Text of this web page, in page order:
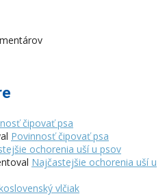
čipovať psa
Povinnosť čipovať psa
ochorenia uší u psov
Najčastejšie ochorenia uší u
vlčiak